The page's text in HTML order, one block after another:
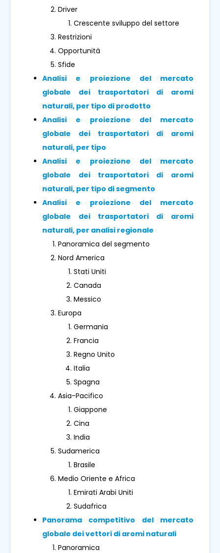
Driver
Crescente sviluppo del settore
Restrizioni
Opportunità
Sfide
Analisi e proiezione del mercato
globale dei trasportatori di aromi
naturali, per tipo di prodotto
Analisi e proiezione del mercato
globale dei trasportatori di aromi
naturali, per tipo
Analisi e proiezione del mercato
globale dei trasportatori di aromi
naturali, per tipo di segmento
Analisi e proiezione del mercato
globale dei trasportatori di aromi
naturali, per analisi regionale
Panoramica del segmento
Nord America
Stati Uniti
Canada
Messico
Europa
Germania
Francia
Regno Unito
Italia
Spagna
Asia-Pacifico
Giappone
Cina
India
Sudamerica
Brasile
Medio Oriente e Africa
Emirati Arabi Uniti
Sudafrica
Panorama competitivo del mercato
globale dei vettori di aromi naturali
Panoramica